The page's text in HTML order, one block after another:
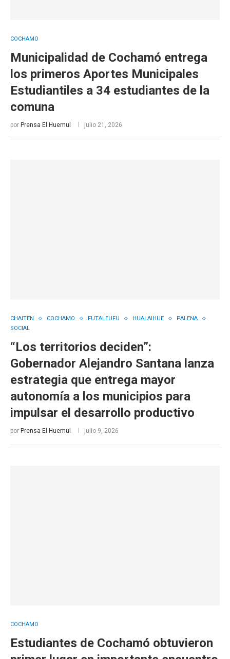
COCHAMO
Municipalidad de Cochamó entrega
los primeros Aportes Municipales
Estudiantiles a 34 estudiantes de la
comuna
por Prensa El Huemul julio 21, 2026
CHAITEN COCHAMO FUTALEUFU HUALAIHUE
PALENA
SOCIAL
“Los territorios deciden”:
Gobernador Alejandro Santana lanza
estrategia que entrega mayor
autonomía a los municipios para
impulsar el desarrollo productivo
por Prensa El Huemul julio 9, 2026
COCHAMO
Estudiantes de Cochamó obtuvieron